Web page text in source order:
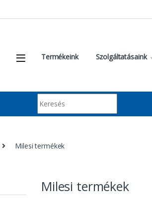
Termékeink Szolgáltatásaink
Milesi termékek
Milesi termékek